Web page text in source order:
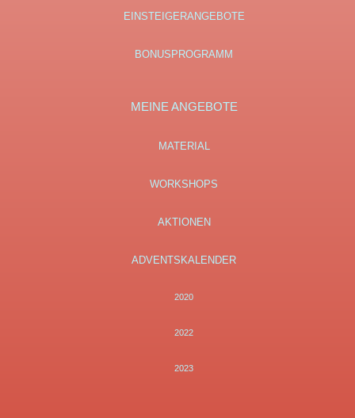
EINSTEIGERANGEBOTE
BONUSPROGRAMM
MEINE ANGEBOTE
MATERIAL
WORKSHOPS
AKTIONEN
ADVENTSKALENDER
2020
2022
2023